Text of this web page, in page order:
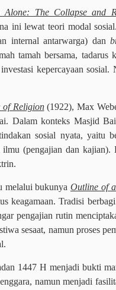
Alone: The Collapse and
ini lewat teori modal
internal antarwarga) dan
tamah bersama,
kepercayaan
of Religion (1922), Max
Dalam konteks Masjid
sosial nyata, yaitu
ilmu (pengajian dan
melalui bukunya Outline of
keagamaan. Tradisi
pengajian rutin
sesaat, namun proses
1447 H menjadi bukti
namun menjadi